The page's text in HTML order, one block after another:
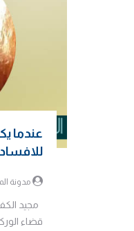
عندما
مدونة
مجيد
قضاء